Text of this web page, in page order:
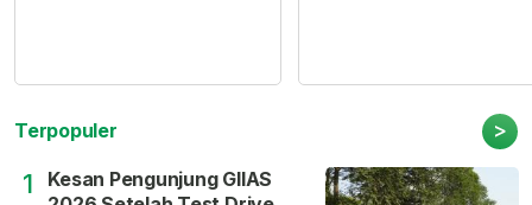
Terpopuler >
1
Kesan Pengunjung GIIAS